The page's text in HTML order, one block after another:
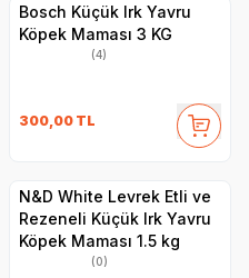
Bosch Küçük Irk Yavru
Köpek Maması 3 KG
(4)
300,00 TL
N&D White Levrek Etli ve
Rezeneli Küçük Irk Yavru
Köpek Maması 1.5 kg
(0)